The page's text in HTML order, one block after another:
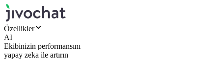
Özellikler
AI
Ekibinizin performansını
yapay zeka ile artırın